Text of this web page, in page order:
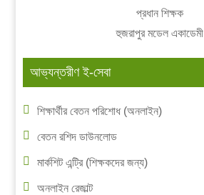
প্রধান শিক্ষক
হুজরাপুর মডেল একাডেমী
আভ্যন্তরীণ ই-সেবা
শিক্ষার্থীর বেতন পরিশোধ (অনলাইন)
বেতন রশিদ ডাউনলোড
মার্কশিট এন্ট্রি (শিক্ষকদের জন্য)
অনলাইন রেজাল্ট